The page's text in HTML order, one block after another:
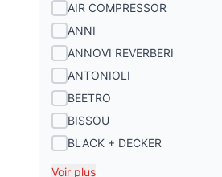
AIR COMPRESSOR
ANNI
ANNOVI REVERBERI
ANTONIOLI
BEETRO
BISSOU
BLACK + DECKER
BOSCH
Voir plus